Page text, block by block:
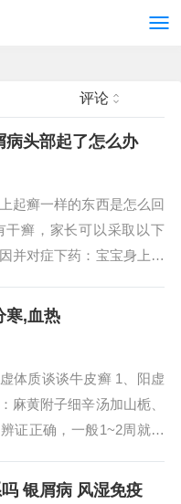
评论
病头部起了怎么办
起癣一样的东西是怎么回
干癣，家长可以采取以下
并对症下药：宝宝身上长
和绿豆煮水给宝宝喝，以
、紫外线曝晒、机械性损
寒,血热
体质谈谈牛皮癣 1、阳虚
麻黄附子细辛汤加山栀、
证正确，一般1~2周就能
去皮肤医院找专家治 别
银屑病 风湿免疫